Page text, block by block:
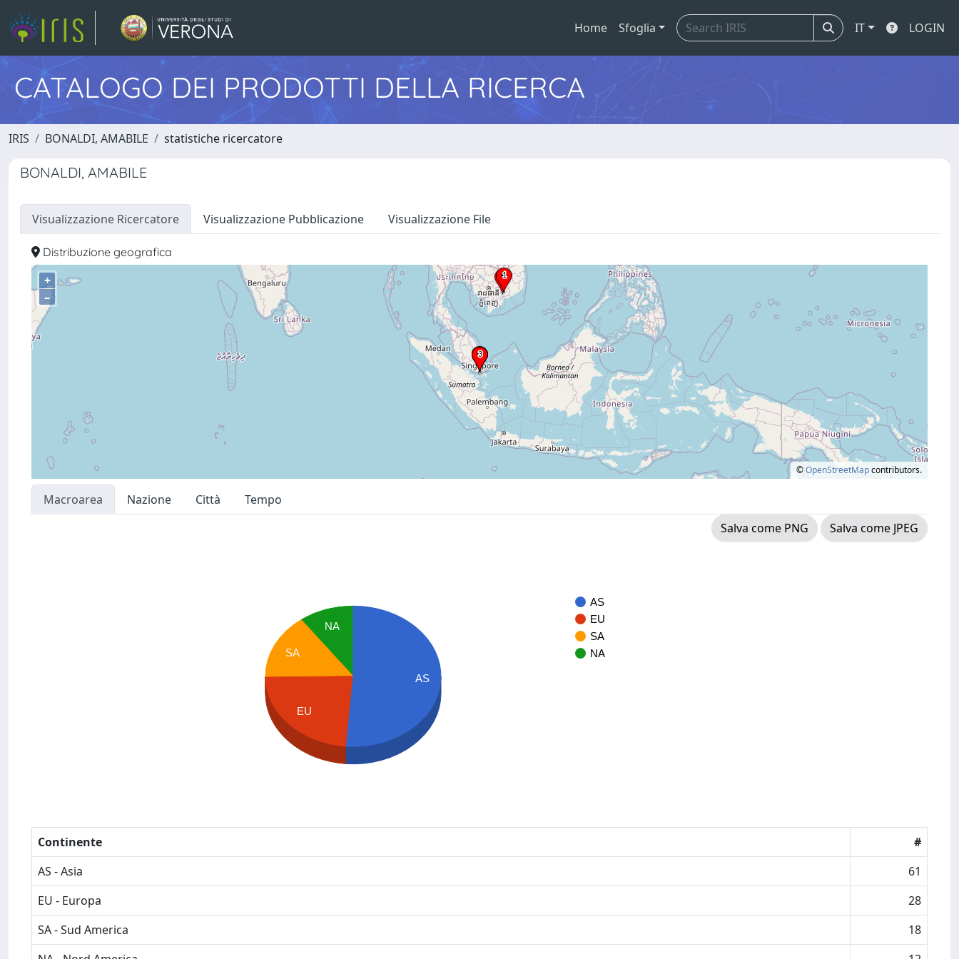
Home Sfoglia IT LOGIN
CATALOGO DEI PRODOTTI DELLA RICERCA
IRIS BONALDI, AMABILE statistiche ricercatore
BONALDI, AMABILE
Visualizzazione Ricercatore Visualizzazione Pubblicazione Visualizzazione File
Distribuzione geografica
+
–
©OpenStreetMapcontributors.
Macroarea Nazione Città
Tempo
Salva come PNG
Salva come JPEG
AS
EU
SA
NA
NA
SA
EU
AS
Continente
#
AS - Asia
61
EU - Europa
28
SA - Sud America
18